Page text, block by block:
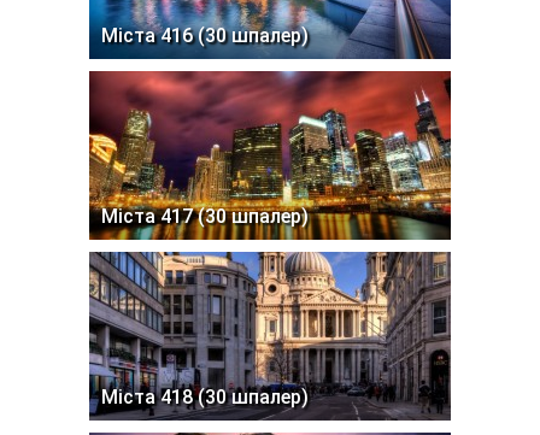
Міста 416 (30 шпалер)
Міста 417 (30 шпалер)
Міста 418 (30 шпалер)